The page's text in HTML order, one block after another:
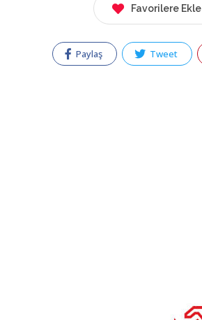
Favorilere Ekle
Paylaş Tweet